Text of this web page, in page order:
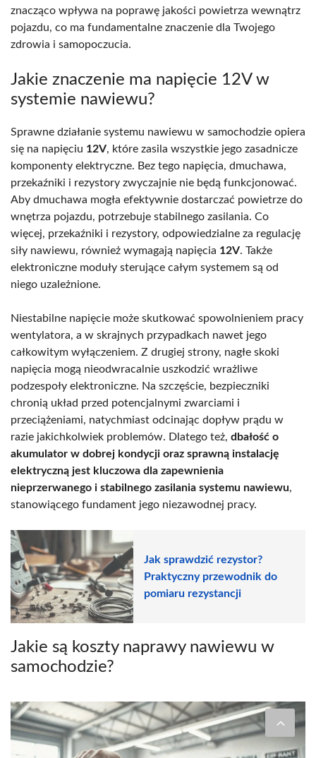
znacząco wpływa na poprawę jakości powietrza wewnątrz
pojazdu, co ma fundamentalne znaczenie dla Twojego
zdrowia i samopoczucia.
Jakie znaczenie ma napięcie 12V w
systemie nawiewu?
Sprawne działanie systemu nawiewu w samochodzie opiera
się na napięciu 12V, które zasila wszystkie jego zasadnicze
komponenty elektryczne. Bez tego napięcia, dmuchawa,
przekaźniki i rezystory zwyczajnie nie będą funkcjonować.
Aby dmuchawa mogła efektywnie dostarczać powietrze do
wnętrza pojazdu, potrzebuje stabilnego zasilania. Co
więcej, przekaźniki i rezystory, odpowiedzialne za regulację
siły nawiewu, również wymagają napięcia 12V. Także
elektroniczne moduły sterujące całym systemem są od
niego uzależnione.
Niestabilne napięcie może skutkować spowolnieniem pracy
wentylatora, a w skrajnych przypadkach nawet jego
całkowitym wyłączeniem. Z drugiej strony, nagłe skoki
napięcia mogą nieodwracalnie uszkodzić wrażliwe
podzespoły elektroniczne. Na szczęście, bezpieczniki
chronią układ przed potencjalnymi zwarciami i
przeciążeniami, natychmiast odcinając dopływ prądu w
razie jakichkolwiek problemów. Dlatego też, dbałość o
akumulator w dobrej kondycji oraz sprawną instalację
elektryczną jest kluczowa dla zapewnienia
nieprzerwanego i stabilnego zasilania systemu nawiewu,
stanowiącego fundament jego niezawodnej pracy.
Jak sprawdzić rezystor?
Praktyczny przewodnik do
pomiaru rezystancji
Jakie są koszty naprawy nawiewu w
samochodzie?